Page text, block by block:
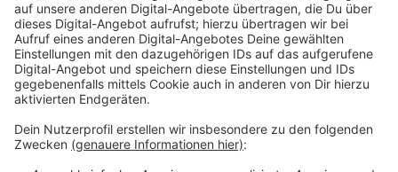
Veröffentlicht:Donnerstag, 03.07.2025 06:57
Anzeige